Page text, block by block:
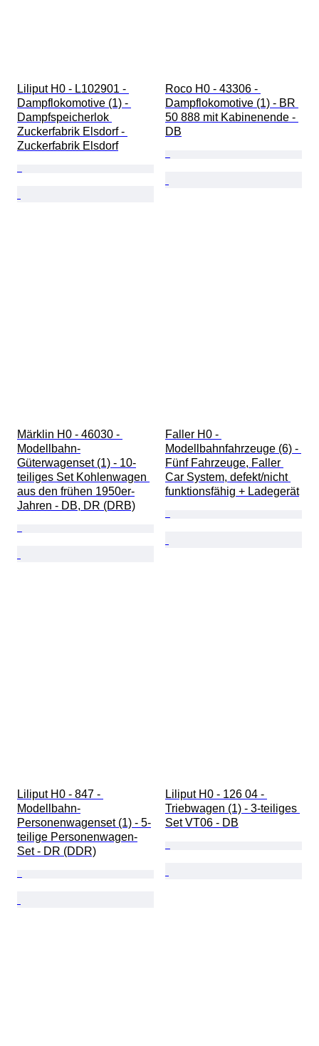
Liliput H0 - L102901 -
Dampflokomotive (1) -
Dampfspeicherlok
Zuckerfabrik Elsdorf -
Zuckerfabrik Elsdorf
Roco H0 - 43306 -
Dampflokomotive (1) - BR
50 888 mit Kabinenende -
DB
Märklin H0 - 46030 -
Modellbahn-
Güterwagenset (1) - 10-
teiliges Set Kohlenwagen
aus den frühen 1950er-
Jahren - DB, DR (DRB)
Faller H0 -
Modellbahnfahrzeuge (6) -
Fünf Fahrzeuge, Faller
Car System, defekt/nicht
funktionsfähig + Ladegerät
Liliput H0 - 847 -
Modellbahn-
Personenwagenset (1) - 5-
teilige Personenwagen-
Set - DR (DDR)
Liliput H0 - 126 04 -
Triebwagen (1) - 3-teiliges
Set VT06 - DB